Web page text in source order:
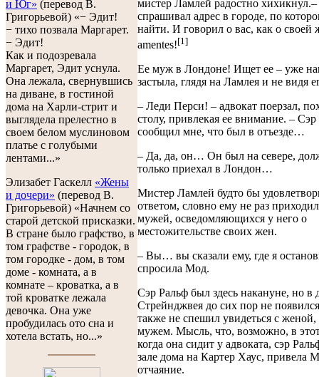
и Юг» (перевод В.
Григорьевой) «− Эдит!
− тихо позвала Маргарет.
− Эдит!
Как и подозревала
Маргарет, Эдит уснула.
Она лежала, свернувшись
на диване, в гостиной
дома на Харли-стрит и
выглядела прелестно в
своем белом муслиновом
платье с голубыми
лентами...»
Элизабет Гаскелл «Жены
и дочери» (перевод В.
Григорьевой) «Начнем со
старой детской присказки.
В стране было графство, в
том графстве - городок, в
том городке - дом, в том
доме - комната, а в
комнате – кроватка, а в
той кроватке лежала
девочка. Она уже
пробудилась ото сна и
хотела встать, но...»
мистер Ламлей радостно
спрашивал адрес в городе, по
найти. И говорил о вас, как о своей
amentes![1]
Ее муж в Лондоне! Ищет ее – уже
застыла, глядя на Ламлея и не видя
– Леди Перси! – адвокат поерзал,
столу, привлекая ее внимание. –
сообщил мне, что был в отъезде…
– Да, да, он… Он был на севере,
только приехал в Лондон…
Мистер Ламлей будто бы
ответом, словно ему не раз
мужей, осведомляющихся у него о
местожительстве своих жен.
– Вы… вы сказали ему, где я
спросила Мод.
Сэр Ральф был здесь накануне, но в
Стрейнджвея до сих пор не
также не спешил увидеться с женой,
мужем. Мысль, что, возможно, в
когда она сидит у адвоката, сэр
зале дома на Картер Хаус, привела
отчаяние.